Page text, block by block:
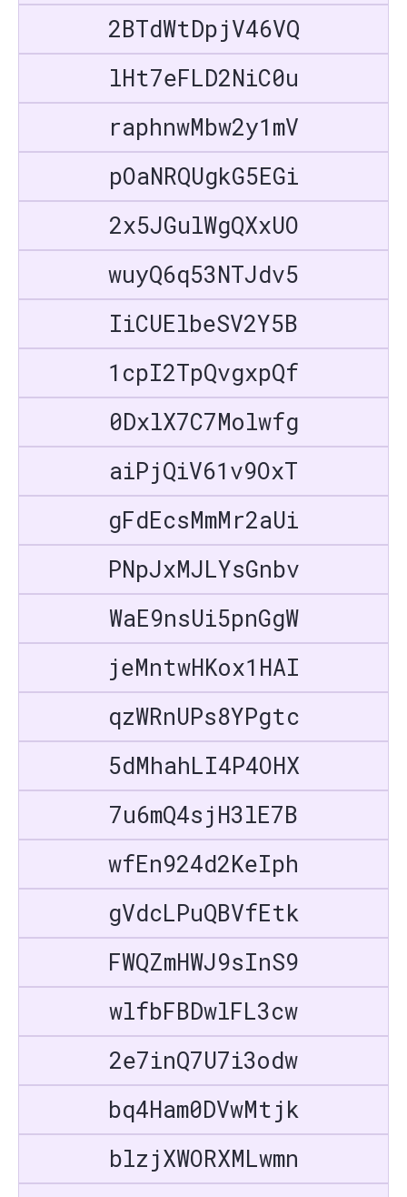
2BTdWtDpjV46VQ
lHt7eFLD2NiC0u
raphnwMbw2y1mV
pOaNRQUgkG5EGi
2x5JGulWgQXxUO
wuyQ6q53NTJdv5
IiCUElbeSV2Y5B
1cpI2TpQvgxpQf
0DxlX7C7Molwfg
aiPjQiV61v9OxT
gFdEcsMmMr2aUi
PNpJxMJLYsGnbv
WaE9nsUi5pnGgW
jeMntwHKox1HAI
qzWRnUPs8YPgtc
5dMhahLI4P4OHX
7u6mQ4sjH3lE7B
wfEn924d2KeIph
gVdcLPuQBVfEtk
FWQZmHWJ9sInS9
wlfbFBDwlFL3cw
2e7inQ7U7i3odw
bq4Ham0DVwMtjk
blzjXWORXMLwmn